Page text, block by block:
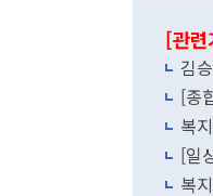
[관련
김
[종
복
[일
복